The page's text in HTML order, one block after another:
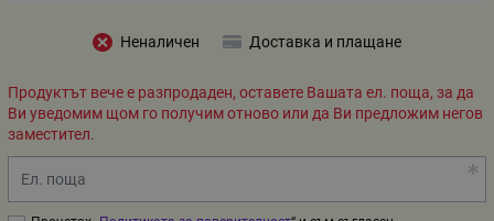
Неналичен Доставка и плащане
Продуктът вече е разпродаден, оставете Вашата ел. поща, за да
Ви уведомим щом го получим отново или да Ви предложим негов
заместител.
Ел. поща